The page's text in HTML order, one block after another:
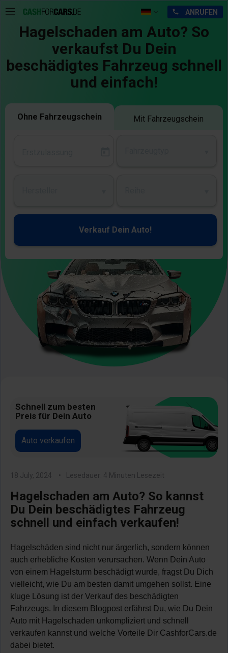
Hagelschaden am Auto? So
verkaufst Du Dein
beschädigtes Fahrzeug schnell
und einfach!
Ohne Fahrzeugschein Mit Fahrzeugschein
Verkauf Dein Auto!
Schnell zum besten
Preis für Dein Auto
Auto verkaufen
18 July, 2024 Lesedauer: 4 Minuten Lesezeit
Hagelschaden am Auto? So kannst
Du Dein beschädigtes Fahrzeug
schnell und einfach verkaufen!
Hagelschäden sind nicht nur ärgerlich, sondern können
auch erhebliche Kosten verursachen. Wenn Dein Auto
von einem Hagelsturm beschädigt wurde, fragst Du Dich
vielleicht, wie Du am besten damit umgehen sollst. Eine
kluge Lösung ist der Verkauf des beschädigten
Fahrzeugs. In diesem Blogpost erfährst Du, wie Du Dein
Auto mit Hagelschaden unkompliziert und schnell
verkaufen kannst und welche Vorteile Dir CashforCars.de
dabei bietet.